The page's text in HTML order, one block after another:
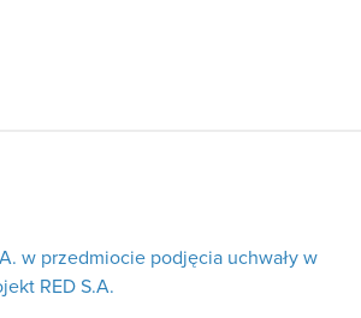
w przedmiocie podjęcia uchwały w
RED S.A.